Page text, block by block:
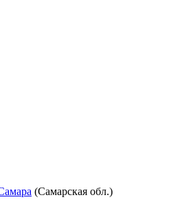
(Самарская обл.)